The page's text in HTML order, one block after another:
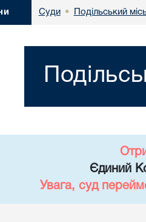
Суди • Подільський
Єдиний
Увага, суд